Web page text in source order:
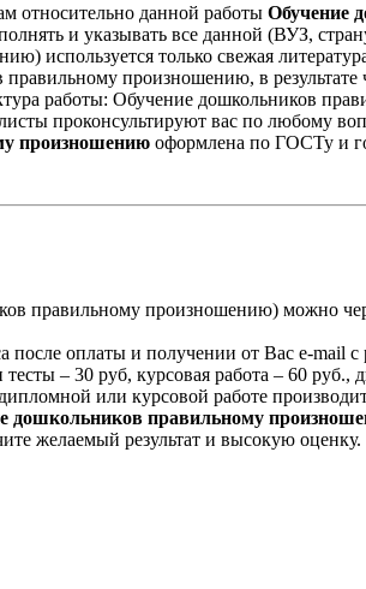
относительно данной работы Обучение
и указывать все данной (ВУЗ,
используется только свежая
произношению, в
работы: Обучение дошкольников
проконсультируют вас по любому
произношению оформлена по ГОСТу и
правильному произношению) можно
после оплаты и получении от Вас e-mail
тесты – 30 руб, курсовая работа – 60
или курсовой работе
дошкольников правильному
желаемый результат и высокую оценку.